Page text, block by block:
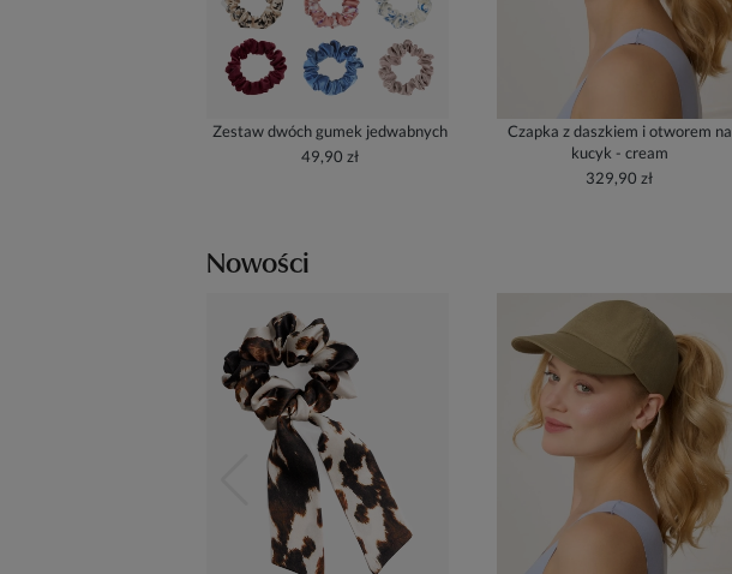
Zestaw dwóch gumek jedwabnych
49,90 zł
Czapka z daszkiem i otworem na
kucyk - cream
329,90 zł
Nowości